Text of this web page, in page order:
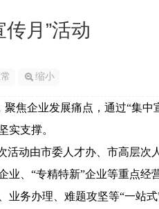
月”活动
缩小
焦企业发展痛点，通过“集中
实支撑。
动由市委人才办、市高层次
、“专精特新”企业等重点经
务办理、难题攻坚等“一站